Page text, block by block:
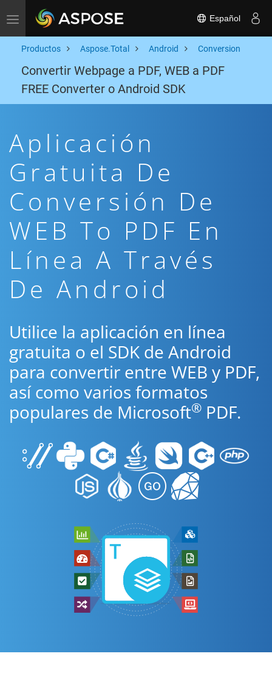
Toggle navigation Español
Productos Aspose.Total Android Conversion
Convertir Webpage a PDF, WEB a PDF
FREE Converter o Android SDK
Aplicación
Gratuita De
Conversión De
WEB To PDF En
Línea A Través
De Android
Utilice la aplicación en línea
gratuita o el SDK de Android
para convertir entre WEB y PDF,
así como varios formatos
populares de Microsoft® PDF.